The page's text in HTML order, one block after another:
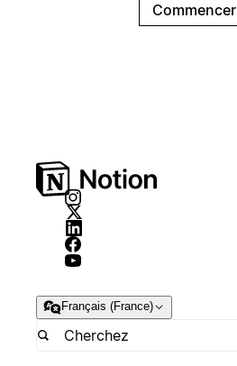
Commencer
Français (France)